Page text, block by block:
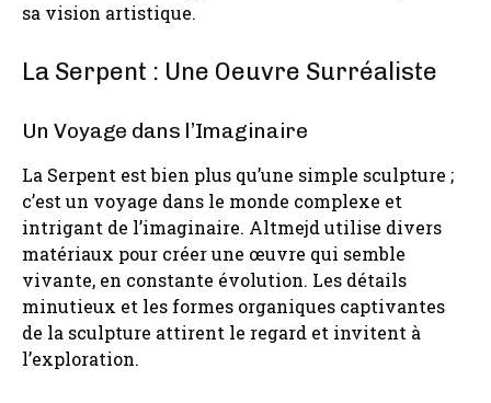
sa vision artistique.
La Serpent : Une Oeuvre Surréaliste
Un Voyage dans l’Imaginaire
La Serpent est bien plus qu’une simple sculpture ;
c’est un voyage dans le monde complexe et
intrigant de l’imaginaire. Altmejd utilise divers
matériaux pour créer une œuvre qui semble
vivante, en constante évolution. Les détails
minutieux et les formes organiques captivantes
de la sculpture attirent le regard et invitent à
l’exploration.